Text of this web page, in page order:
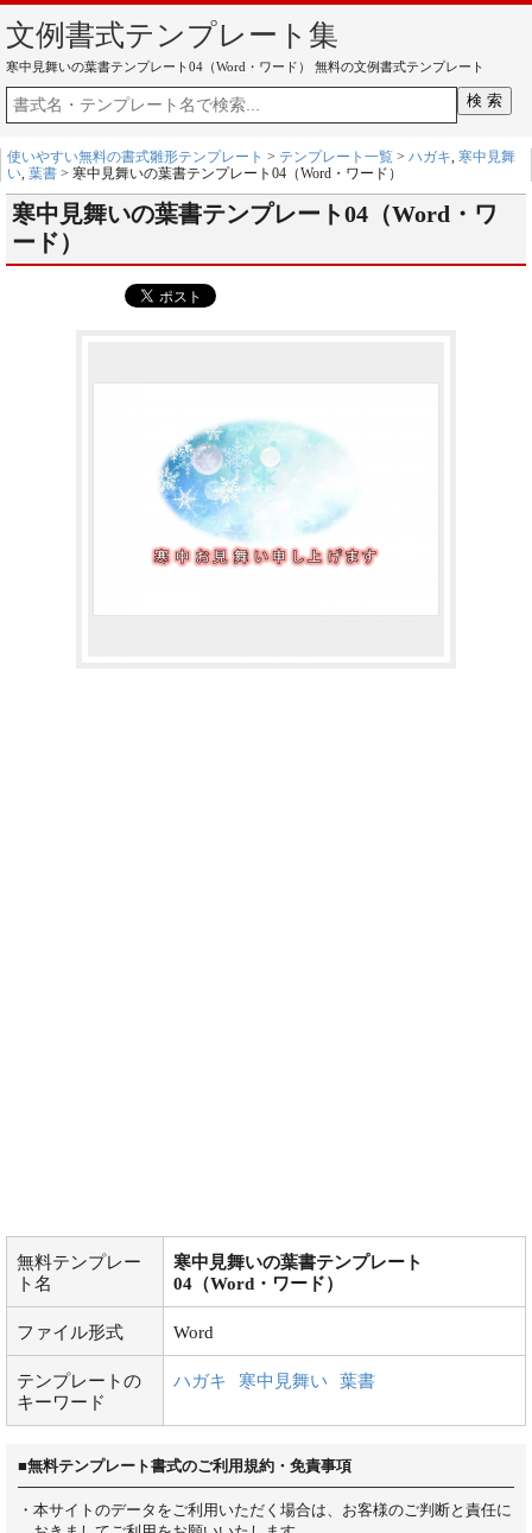
文例書式テンプレート集
寒中見舞いの葉書テンプレート04（Word・ワード） 無料の文例書式テンプレート
使いやすい無料の書式雛形テンプレート > テンプレート一覧 > ハガキ, 寒中見舞
い, 葉書 > 寒中見舞いの葉書テンプレート04（Word・ワード）
寒中見舞いの葉書テンプレート04（Word・ワ
ード）
無料テンプレー
ト名
寒中見舞いの葉書テンプレート
04（Word・ワード）
ファイル形式 Word
テンプレートの
キーワード
ハガキ 寒中見舞い 葉書
■無料テンプレート書式のご利用規約・免責事項
・本サイトのデータをご利用いただく場合は、お客様のご判断と責任に